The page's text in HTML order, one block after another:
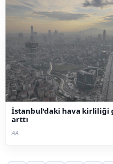
İstanbul'daki hava kirliliği
arttı
AA